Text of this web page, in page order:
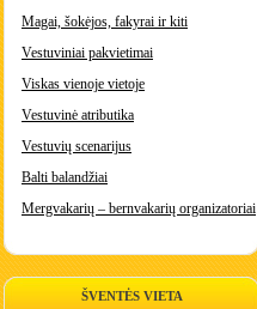
Magai, šokėjos, fakyrai ir kiti
Vestuviniai pakvietimai
Viskas vienoje vietoje
Vestuvinė atributika
Vestuvių scenarijus
Balti balandžiai
Mergvakarių – bernvakarių organizatoriai
ŠVENTĖS VIETA